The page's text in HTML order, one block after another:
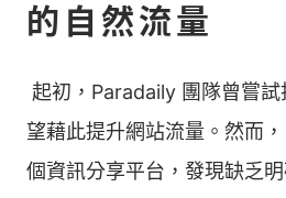
的自然流量
起初，Paradaily 團隊曾嘗
望藉此提升網站流量。然而
個資訊分享平台，發現缺乏